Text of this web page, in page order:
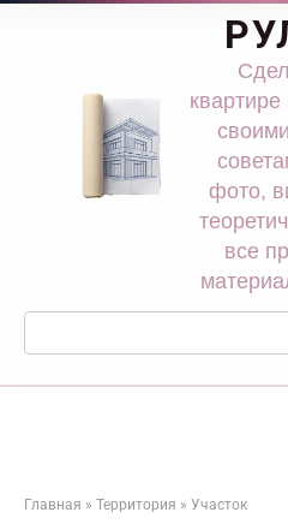
Перейти
фото,
все
Поиск:
Главная » Территория » Участок